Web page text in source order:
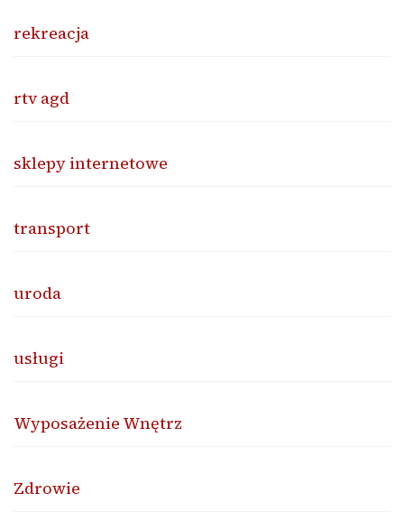
rekreacja
rtv agd
sklepy internetowe
transport
uroda
usługi
Wyposażenie Wnętrz
Zdrowie